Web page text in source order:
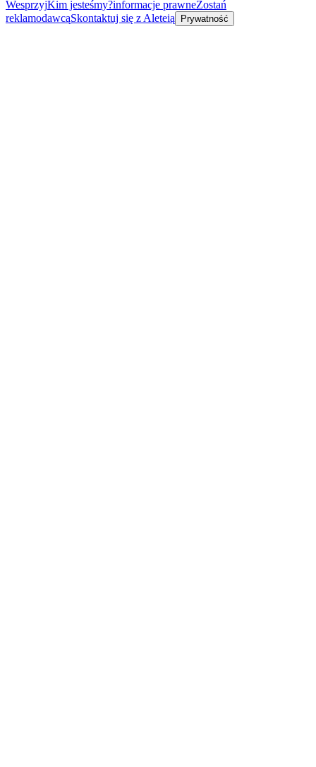
WesprzyjKim jesteśmy?informacje prawneZostań
reklamodawcąSkontaktuj się z Aleteią Prywatność